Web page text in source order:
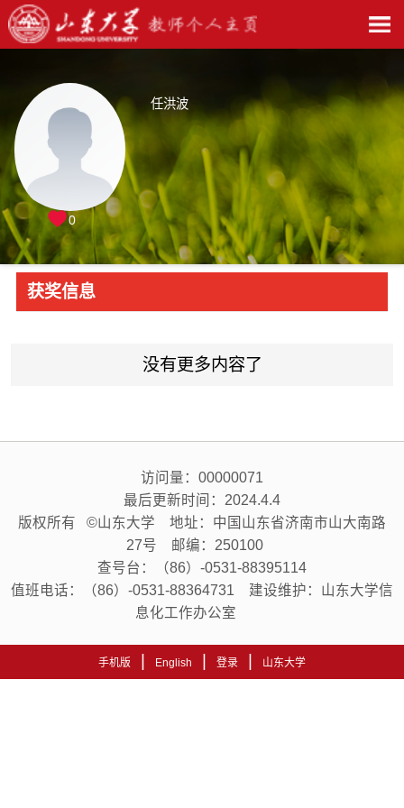
任洪波
0
获奖信息
没有更多内容了
访问量： 00000071
最后更新时间： 2024.4.4
版权所有 ©山东大学 地址：中国山东省济南市山大南路
27号 邮编：250100
查号台：（86）-0531-88395114
值班电话：（86）-0531-88364731 建设维护：山东大学信
息化工作办公室
手机版 English 登录 山东大学